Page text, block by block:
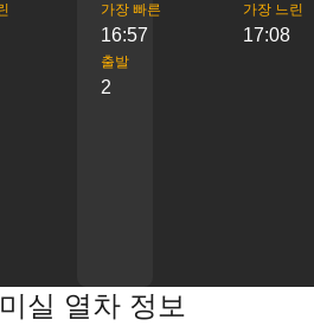
가장 빠른
16:57
가장 느린
17:08
출발
2
실 열차 정보